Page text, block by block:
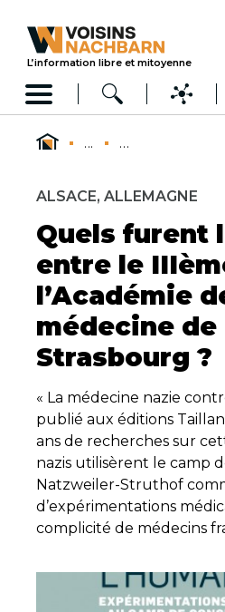
L’information libre et mitoyenne
... ...
ALSACE, ALLEMAGNE
Quels furent
entre le
l’Académie
médecine de
Strasbourg ?
« La médecine nazie
publié aux éditions
ans de recherches sur
nazis utilisèrent le camp
Natzweiler-Struthof
d’expérimentations
complicité de médecins